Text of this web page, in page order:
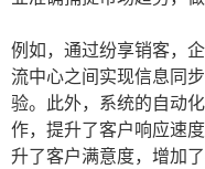
例如，通过纷享销客，
流中心之间实现信息同
验。此外，系统的自动
作，提升了客户响应速
升了客户满意度，增加